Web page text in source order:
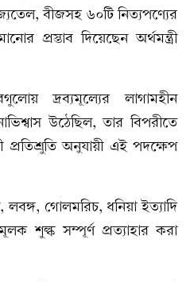
বীজসহ ৬০টি নিত্যপণ্যের
প্রস্তাব দিয়েছেন অর্থমন্ত্রী
দ্রব্যমূল্যের লাগামহীন
উঠেছিল, তার বিপরীতে
প্রতিশ্রুতি অনুযায়ী এই পদক্ষেপ
লবঙ্গ, গোলমরিচ, ধনিয়া ইত্যাদি
শুল্ক সম্পূর্ণ প্রত্যাহার করা